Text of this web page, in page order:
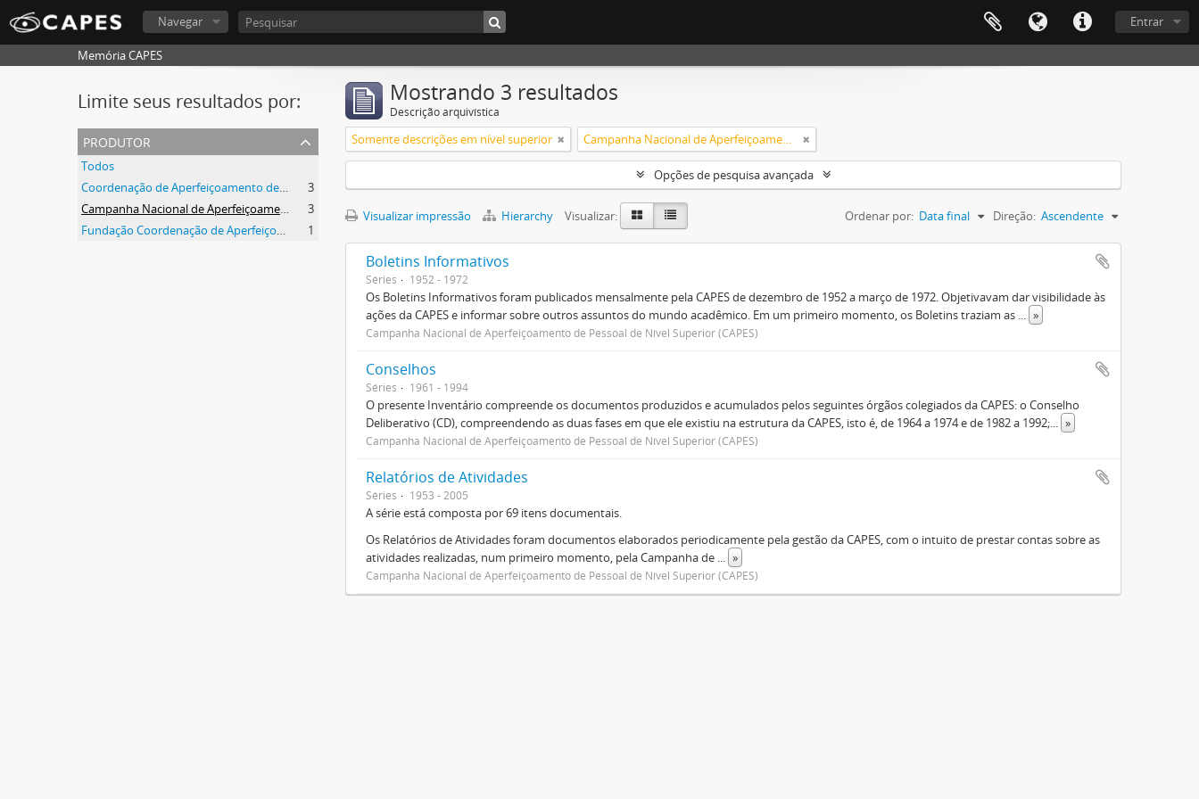
Entrar
Navegar
Memória CAPES
Limite seus resultados por:
produtor
Todos
Coordenação de Aperfeiçoamento de Pessoal de Nível Superior (CAPES)
3
Campanha Nacional de Aperfeiçoamento de Pessoal de Nível Superior (CAPES)
3
Fundação Coordenação de Aperfeiçoamento de Pessoal de Nível Superior (CAPES)
1
Mostrando 3 resultados
Descrição arquivística
Somente descrições em nível superior Campanha Nacional de Aperfeiçoamento de Pessoal de Nível Superior (CAPES)
Opções de pesquisa avançada
Visualizar impressão Hierarchy Visualizar: Ordenar por: Data final Direção: Ascendente
Boletins Informativos
Séries 1952 - 1972
Os Boletins Informativos foram publicados mensalmente pela CAPES de dezembro de 1952 a março de 1972. Objetivavam dar visibilidade às
ações da CAPES e informar sobre outros assuntos do mundo acadêmico. Em um primeiro momento, os Boletins traziam as ... »
Campanha Nacional de Aperfeiçoamento de Pessoal de Nível Superior (CAPES)
Conselhos
Séries 1961 - 1994
O presente Inventário compreende os documentos produzidos e acumulados pelos seguintes órgãos colegiados da CAPES: o Conselho
Deliberativo (CD), compreendendo as duas fases em que ele existiu na estrutura da CAPES, isto é, de 1964 a 1974 e de 1982 a 1992;... »
Campanha Nacional de Aperfeiçoamento de Pessoal de Nível Superior (CAPES)
Relatórios de Atividades
Séries 1953 - 2005
A série está composta por 69 itens documentais.
Os Relatórios de Atividades foram documentos elaborados periodicamente pela gestão da CAPES, com o intuito de prestar contas sobre as
atividades realizadas, num primeiro momento, pela Campanha de ... »
Campanha Nacional de Aperfeiçoamento de Pessoal de Nível Superior (CAPES)